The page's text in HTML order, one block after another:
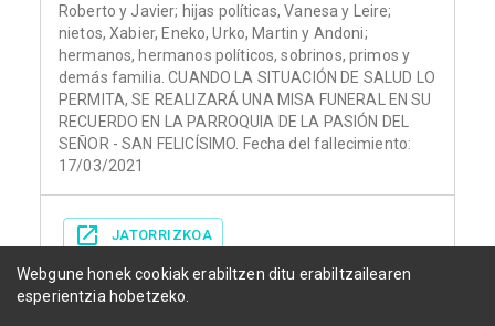
Roberto y Javier; hijas políticas, Vanesa y Leire;
nietos, Xabier, Eneko, Urko, Martin y Andoni;
hermanos, hermanos políticos, sobrinos, primos y
demás familia. CUANDO LA SITUACIÓN DE SALUD LO
PERMITA, SE REALIZARÁ UNA MISA FUNERAL EN SU
RECUERDO EN LA PARROQUIA DE LA PASIÓN DEL
SEÑOR - SAN FELICÍSIMO. Fecha del fallecimiento:
17/03/2021
JATORRIZKOA
Webgune honek cookiak erabiltzen ditu erabiltzailearen
esperientzia hobetzeko.